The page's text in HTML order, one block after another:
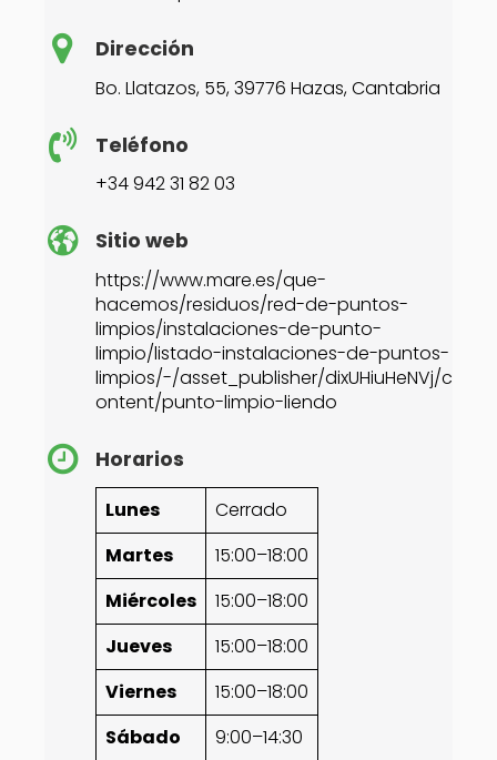
Dirección
Bo. Llatazos, 55, 39776 Hazas, Cantabria
Teléfono
+34 942 31 82 03
Sitio web
https://www.mare.es/que-
hacemos/residuos/red-de-puntos-
limpios/instalaciones-de-punto-
limpio/listado-instalaciones-de-puntos-
limpios/-/asset_publisher/dixUHiuHeNVj/c
ontent/punto-limpio-liendo
Horarios
Lunes
Cerrado
Martes
15:00–18:00
Miércoles
15:00–18:00
Jueves
15:00–18:00
Viernes
15:00–18:00
Sábado
9:00–14:30